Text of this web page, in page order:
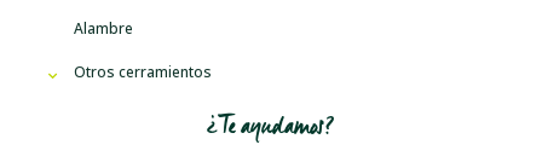
Alambre
Otros cerramientos
¿Te ayudamos?